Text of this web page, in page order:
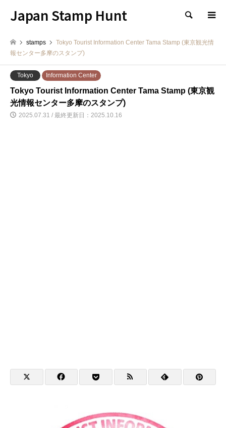
Japan Stamp Hunt 検索
stamps
Tokyo Tourist Information Center Tama Stamp (東京観光情
報センター多摩のスタンプ)
Tokyo Information Center
Tokyo Tourist Information Center Tama Stamp (東京観
光情報センター多摩のスタンプ)
2025.07.31 / 最終更新日：2025.10.16